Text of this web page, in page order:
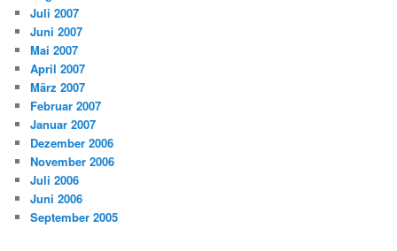
Juli 2007
Juni 2007
Mai 2007
April 2007
März 2007
Februar 2007
Januar 2007
Dezember 2006
November 2006
Juli 2006
Juni 2006
September 2005